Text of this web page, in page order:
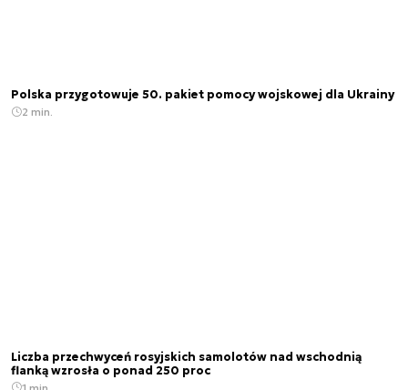
Polska przygotowuje 50. pakiet pomocy wojskowej dla Ukrainy
2 min.
Liczba przechwyceń rosyjskich samolotów nad wschodnią
flanką wzrosła o ponad 250 proc